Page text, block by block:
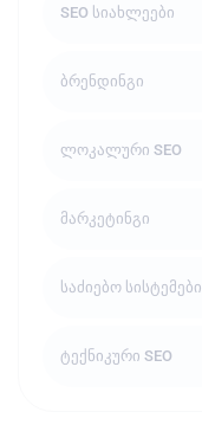
SEO სიახლეები
ბრენდინგი
ლოკალური SEO
მარკეტინგი
საძიებო სისტემები
ტექნიკური SEO